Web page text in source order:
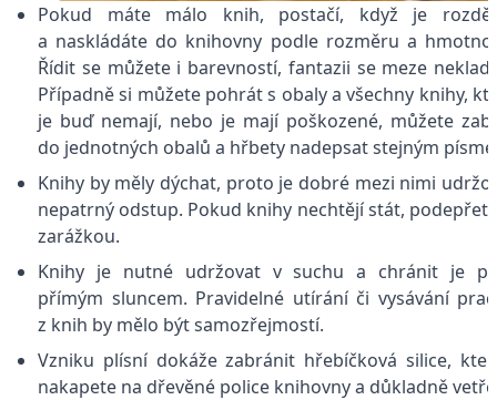
Pokud máte málo knih, postačí, když je
a naskládáte do knihovny podle rozměru a
Řídit se můžete i barevností, fantazii se meze
Případně si můžete pohrát s obaly a všechny knihy,
je buď nemají, nebo je mají poškozené, můžete
do jednotných obalů a hřbety nadepsat stejným
Knihy by měly dýchat, proto je dobré mezi nimi
nepatrný odstup. Pokud knihy nechtějí stát,
zarážkou.
Knihy je nutné udržovat v suchu a chránit je
přímým sluncem. Pravidelné utírání či vysávání
z knih by mělo být samozřejmostí.
Vzniku plísní dokáže zabránit hřebíčková silice,
nakapete na dřevěné police knihovny a důkladně